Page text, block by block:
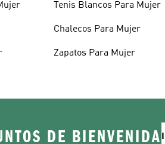
Tenis Blancos Para Mujer
Chalecos Para Mujer
Zapatos Para Mujer
DE BIENVENIDA